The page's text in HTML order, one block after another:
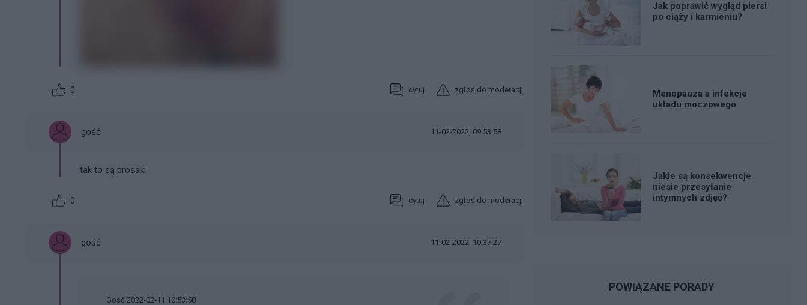
0 cytuj zgłoś do moderacji
gość 11-02-2022, 09:53:58
tak to są prosaki
0 cytuj zgłoś do moderacji
gość 11-02-2022, 10:37:27
Gość 2022-02-11 10:53:58
Jak poprawić wygląd piersi
po ciąży i karmieniu?
Menopauza a infekcje
układu moczowego
Jakie są konsekwencje
niesie przesyłanie
intymnych zdjęć?
POWIĄZANE PORADY